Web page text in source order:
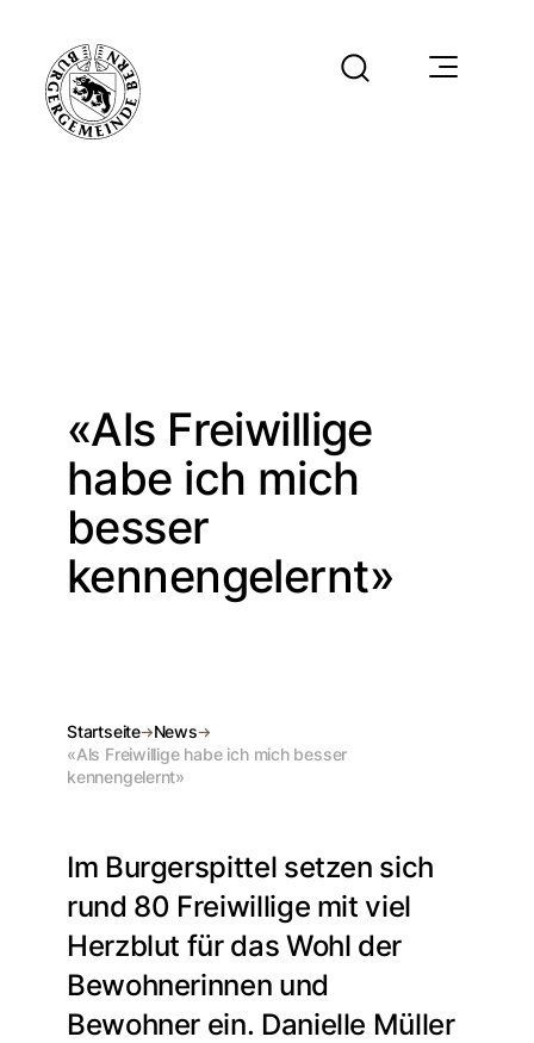
«Als Freiwillige
habe ich mich
besser
kennengelernt»
Startseite
News
«Als Freiwillige habe ich mich besser
kennengelernt»
Im Burgerspittel setzen sich
rund 80 Freiwillige mit viel
Herzblut für das Wohl der
Bewohnerinnen und
Bewohner ein. Danielle Müller